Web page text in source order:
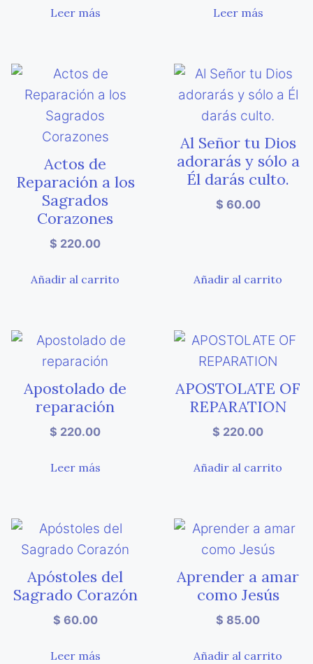
Leer más Leer más
Actos de
Reparación a los
Sagrados
Corazones
$ 220.00
Añadir al carrito
Al Señor tu Dios
adorarás y sólo a
Él darás culto.
$ 60.00
Añadir al carrito
Apostolado de
reparación
$ 220.00
Leer más
APOSTOLATE OF
REPARATION
$ 220.00
Añadir al carrito
Apóstoles del
Sagrado Corazón
$ 60.00
Leer más
Aprender a amar
como Jesús
$ 85.00
Añadir al carrito